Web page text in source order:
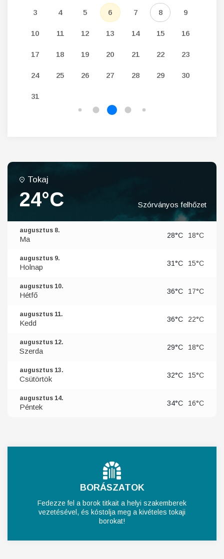
3 4 5 6 7 8 9
10 11 12 13 14 15 16
17 18 19 20 21 22 23
24 25 26 27 28 29 30
31
Tokaj
24°C Szórványos felhőzet
augusztus 8.
Ma 28°C 18°C
augusztus 9.
Holnap 31°C 15°C
augusztus 10.
Hétfő 36°C 17°C
augusztus 11.
Kedd 36°C 22°C
augusztus 12.
Szerda 29°C 18°C
augusztus 13.
Csütörtök 32°C 15°C
augusztus 14.
Péntek 34°C 16°C
BORÁSZATOK
Fedezze fel a borok titkait a helyi szakemberek
vezetésével, és kóstolja meg a kivételes tokaji
borokat!